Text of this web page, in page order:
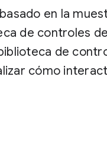
en la
de controles
de
cómo